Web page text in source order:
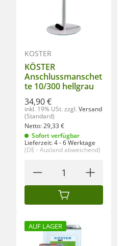
KÖSTER
KÖSTER
Anschlussmanschet
te 10/300 hellgrau
34,90 €
inkl. 19% USt. zzgl. Versand
(Standard)
Netto:29,33€
Sofort verfügbar
Lieferzeit:4 - 6 Werktage
(DE - Ausland abweichend)
IN DEN WARENKORB
AUF LAGER